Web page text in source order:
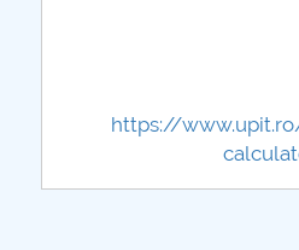
https://